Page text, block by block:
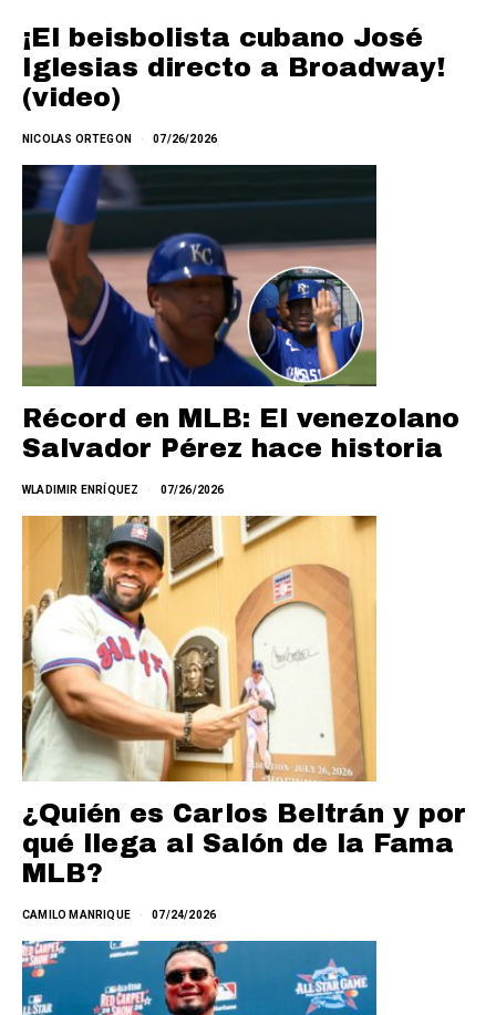
¡El beisbolista cubano José
Iglesias directo a Broadway!
(video)
NICOLAS ORTEGON 07/26/2026
Récord en MLB: El venezolano
Salvador Pérez hace historia
WLADIMIR ENRÍQUEZ 07/26/2026
¿Quién es Carlos Beltrán y por
qué llega al Salón de la Fama
MLB?
CAMILO MANRIQUE 07/24/2026